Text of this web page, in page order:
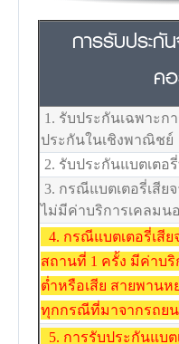
การรับประกั
ค
1. รับประกันเฉพาะก
ประกันในเชิงพาณิชย์
2. รับประกันแบตเตอ
3. กรณีแบตเตอรี่เสีย
ไม่มีค่าบริการเคลมน
4. กรณีแบตเตอรี่เสี
สถานที่ 1 ครั้ง มีค่าบริ
ต่ำหรือเสีย สายพาน
ทุกกรณีที่มาจากรถย
5. การรับประกันแบต